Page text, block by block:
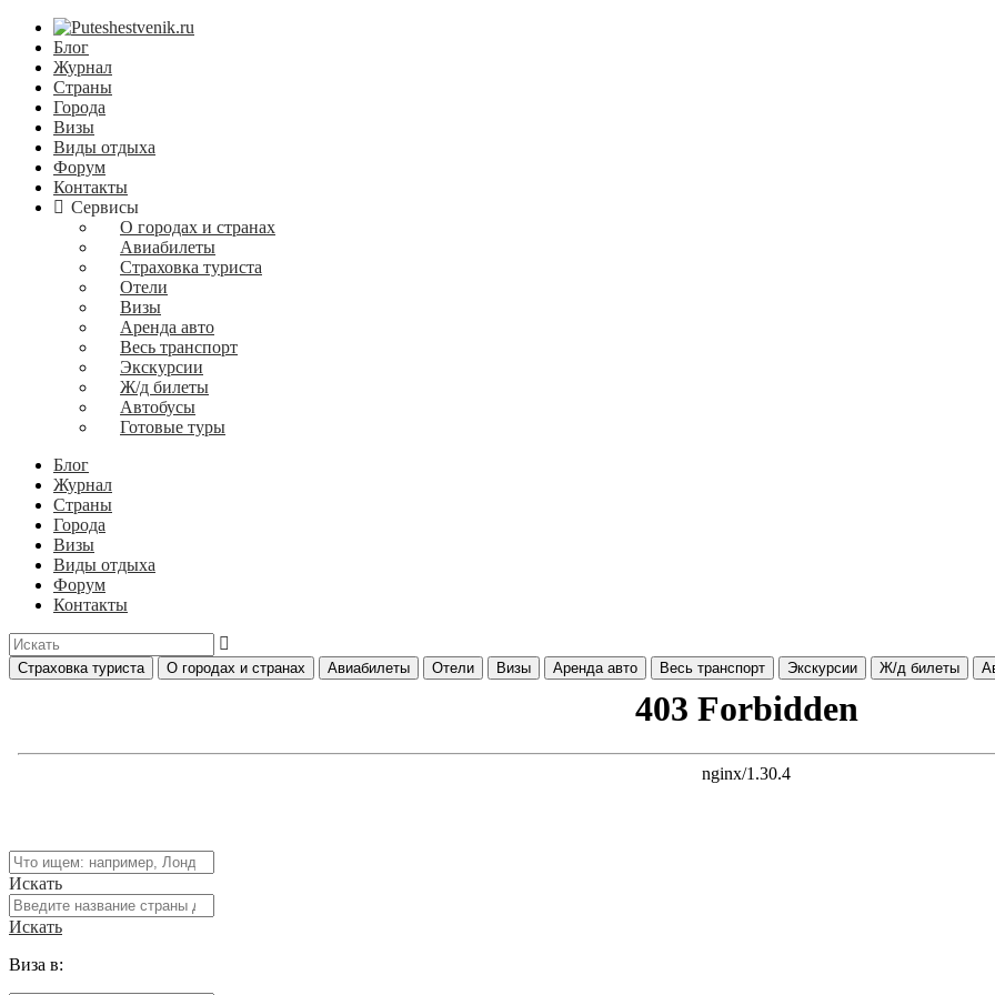
Блог
Журнал
Страны
Города
Визы
Виды отдыха
Форум
Контакты
Сервисы
О городах и странах
Авиабилеты
Страховка туриста
Отели
Визы
Аренда авто
Весь транспорт
Экскурсии
Ж/д билеты
Автобусы
Готовые туры
Блог
Журнал
Страны
Города
Визы
Виды отдыха
Форум
Контакты
Страховка туриста О городах и странах Авиабилеты Отели Визы Аренда авто Весь транспорт Экскурсии Ж/д билеты
Искать
Искать
Виза в: